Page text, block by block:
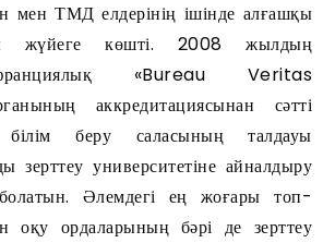
мен ТМД елдерінің ішінде алғашқы
жүйеге көшті. 2008 жылдың
«Bureau Veritas
аккредитациясынан сәтті
беру саласының талдауы
зерттеу университетіне айналдыру
Әлемдегі ең жоғары топ-
оқу ордаларының бәрі де зерттеу